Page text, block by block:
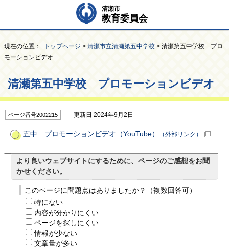
清瀬市
教育委員会
現在の位置： トップページ > 清瀬市立清瀬第五中学校 > 清瀬第五中学校 プロ
モーションビデオ
清瀬第五中学校 プロモーションビデオ
ページ番号2002215 更新日 2024年9月2日
五中 プロモーションビデオ（YouTube） （外部リンク）
より良いウェブサイトにするために、ページのご感想をお聞
かせください。
このページに問題点はありましたか？（複数回答可）
特にない
内容が分かりにくい
ページを探しにくい
情報が少ない
文章量が多い